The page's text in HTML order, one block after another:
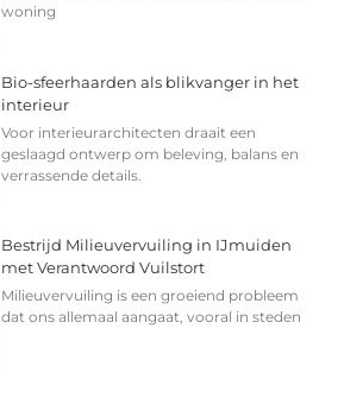
woning
Bio-sfeerhaarden als blikvanger in het
interieur
Voor interieurarchitecten draait een
geslaagd ontwerp om beleving, balans en
verrassende details.
Bestrijd Milieuvervuiling in IJmuiden
met Verantwoord Vuilstort
Milieuvervuiling is een groeiend probleem
dat ons allemaal aangaat, vooral in steden